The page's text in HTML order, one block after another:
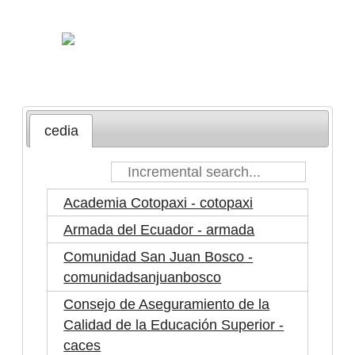
cedia
Academia Cotopaxi - cotopaxi
Armada del Ecuador - armada
Comunidad San Juan Bosco -
comunidadsanjuanbosco
Consejo de Aseguramiento de la
Calidad de la Educación Superior -
caces